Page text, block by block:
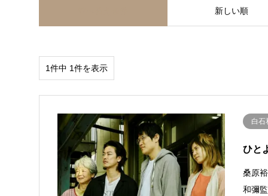
新しい順
1件中 1件を表示
白石
ひと
桑原
和彌